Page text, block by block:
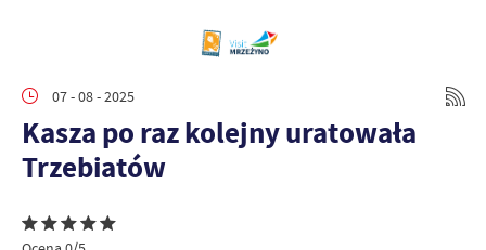
07 - 08 - 2025
Kasza po raz kolejny uratowała
Trzebiatów